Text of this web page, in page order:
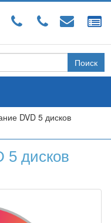
DVD 5 дисков
5 дисков